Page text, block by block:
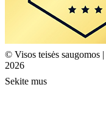
© Visos teisės saugomos |
2026
Sekite mus